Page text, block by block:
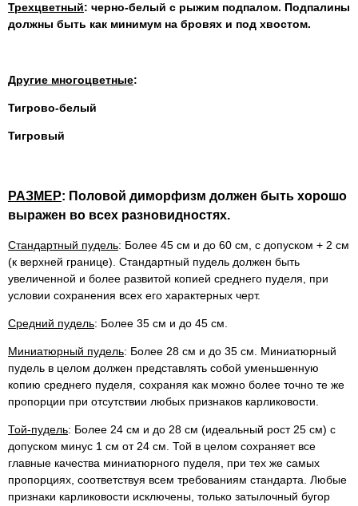
Трехцветный: черно-белый с рыжим подпалом. Подпалины
должны быть как минимум на бровях и под хвостом.
Другие многоцветные:
Тигрово-белый
Тигровый
РАЗМЕР: Половой диморфизм должен быть хорошо
выражен во всех разновидностях.
Стандартный пудель: Более 45 см и до 60 см, с допуском + 2 см
(к верхней границе). Стандартный пудель должен быть
увеличенной и более развитой копией среднего пуделя, при
условии сохранения всех его характерных черт.
Средний пудель: Более 35 см и до 45 см.
Миниатюрный пудель: Более 28 см и до 35 см. Миниатюрный
пудель в целом должен представлять собой уменьшенную
копию среднего пуделя, сохраняя как можно более точно те же
пропорции при отсутствии любых признаков карликовости.
Той-пудель: Более 24 см и до 28 см (идеальный рост 25 см) с
допуском минус 1 см от 24 см. Той в целом сохраняет все
главные качества миниатюрного пуделя, при тех же самых
пропорциях, соответствуя всем требованиям стандарта. Любые
признаки карликовости исключены, только затылочный бугор